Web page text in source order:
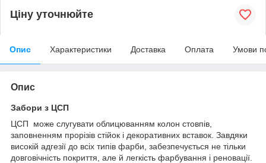
Ціну уточнюйте
Опис Характеристики Доставка Оплата Умови
Опис
Забори з ЦСП
ЦСП може слугувати облицюванням колон стовпів,
заповненням прорізів стійок і декоративних вставок. Завдяки
високій адгезії до всіх типів фарби, забезпечується не тільки
довговічність покриття, але й легкість фарбування і реновації.